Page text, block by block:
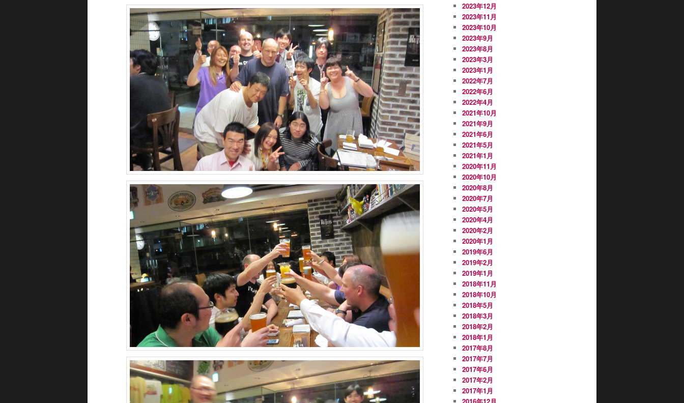
2023年12月
2023年11月
2023年10月
2023年9月
2023年8月
2023年3月
2023年1月
2022年7月
2022年6月
2022年4月
2021年10月
2021年9月
2021年6月
2021年5月
2021年1月
2020年11月
2020年10月
2020年8月
2020年7月
2020年5月
2020年4月
2020年2月
2020年1月
2019年6月
2019年2月
2019年1月
2018年11月
2018年10月
2018年5月
2018年3月
2018年2月
2018年1月
2017年8月
2017年7月
2017年6月
2017年2月
2017年1月